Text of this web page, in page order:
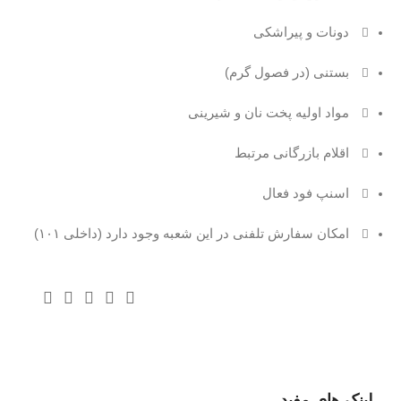
دونات و پیراشکی
بستنی (در فصول گرم)
مواد اولیه پخت نان و شیرینی
اقلام بازرگانی مرتبط
اسنپ فود فعال
امکان سفارش تلفنی در این شعبه وجود دارد (داخلی ۱۰۱)